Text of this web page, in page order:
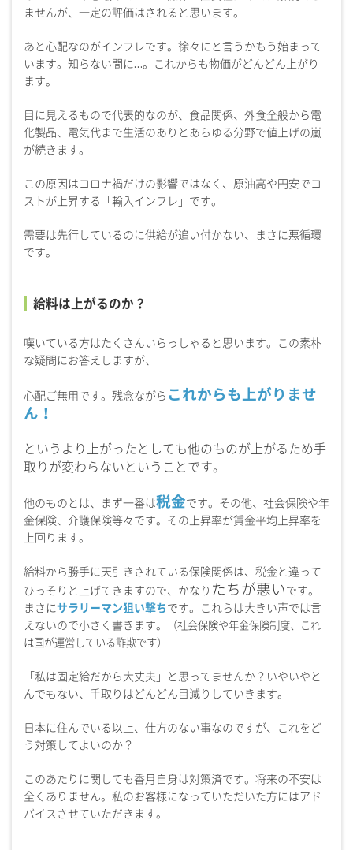
ませんが、一定の評価はされると思います。
あと心配なのがインフレです。徐々にと言うかもう始まって
います。知らない間に…。これからも物価がどんどん上がり
ます。
目に見えるもので代表的なのが、食品関係、外食全般から電
化製品、電気代まで生活のありとあらゆる分野で値上げの嵐
が続きます。
この原因はコロナ禍だけの影響ではなく、原油高や円安でコ
ストが上昇する「輸入インフレ」です。
需要は先行しているのに供給が追い付かない、まさに悪循環
です。
給料は上がるのか？
嘆いている方はたくさんいらっしゃると思います。この素朴
な疑問にお答えしますが、
心配ご無用です。残念ながら これからも上がりませ
ん！
というより上がったとしても他のものが上がるため手
取りが変わらないということです。
他のものとは、まず一番は税金です。その他、社会保険や年
金保険、介護保険等々です。その上昇率が賃金平均上昇率を
上回ります。
給料から勝手に天引きされている保険関係は、税金と違って
ひっそりと上げてきますので、かなり たちが悪いです。
まさにサラリーマン狙い撃ちです。これらは大きい声では言
えないので小さく書きます。
（社会保険や年金保険制度、これ
は国が運営している詐欺です）
「私は固定給だから大丈夫」と思ってませんか？いやいやと
んでもない、手取りはどんどん目減りしていきます。
日本に住んでいる以上、仕方のない事なのですが、これをど
う対策してよいのか？
このあたりに関しても香月自身は対策済です。将来の不安は
全くありません。私のお客様になっていただいた方にはアド
バイスさせていただきます。